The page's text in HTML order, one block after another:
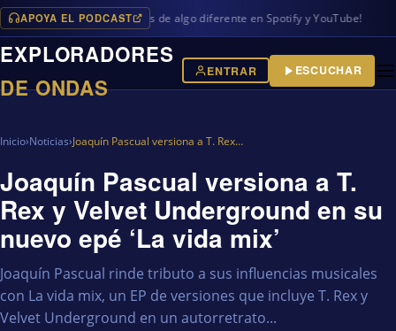
APOYA EL PODCAST
en iVoox, además de algo diferente en Spotify y YouTube!
EXPLORADORES
DE ONDAS
ENTRAR ESCUCHAR
Inicio›Noticias›Joaquín Pascual versiona a T. Rex…
Joaquín Pascual versiona a T.
Rex y Velvet Underground en su
nuevo epé ‘La vida mix’
Joaquín Pascual rinde tributo a sus influencias musicales
con La vida mix, un EP de versiones que incluye T. Rex y
Velvet Underground en un autorretrato...